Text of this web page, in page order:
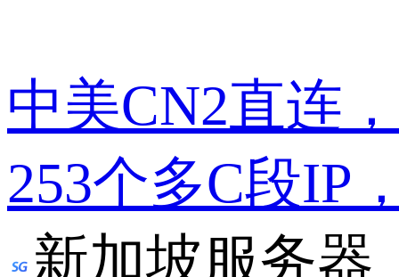
中美CN2直连
253个多C段IP
新加坡服务器